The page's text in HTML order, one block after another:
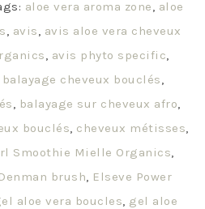
aloe vera aroma zone, aloe
, avis, avis aloe vera cheveux
, avis phyto specific,
balayage cheveux bouclés,
, balayage sur cheveux afro,
bouclés, cheveux métisses,
Smoothie Mielle Organics,
Denman brush, Elseve Power
aloe vera boucles, gel aloe